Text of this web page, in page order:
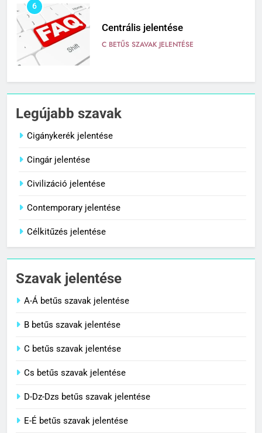
6
Centrális jelentése
C BETŰS SZAVAK JELENTÉSE
7
Céltudatos jelentése
C BETŰS SZAVAK JELENTÉSE
8
Centenárium jelentése
1
Cigánykerék jelentése
C BETŰS SZAVAK JELENTÉSE
C BETŰS SZAVAK JELENTÉSE
3
Legújabb szavak
Cigánykerék jelentése
Cingár jelentése
Civilizáció jelentése
Contemporary jelentése
Célkitűzés jelentése
Szavak jelentése
A-Á betűs szavak jelentése
B betűs szavak jelentése
C betűs szavak jelentése
Cs betűs szavak jelentése
D-Dz-Dzs betűs szavak jelentése
E-É betűs szavak jelentése